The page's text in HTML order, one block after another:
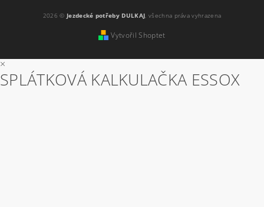
2026 © Jezdecké potřeby DULKAJ , všechna práva vyhrazena
Vytvořil Shoptet
×
SPLÁTKOVÁ KALKULAČKA ESSOX